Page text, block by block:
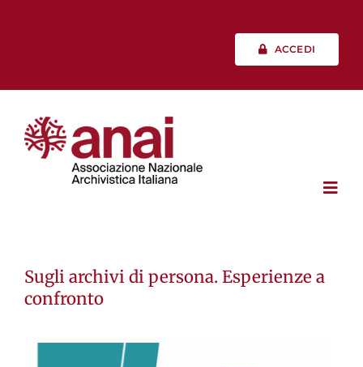
ACCEDI
Vita associativa
Sugli archivi di persona. Esperienze a
confronto